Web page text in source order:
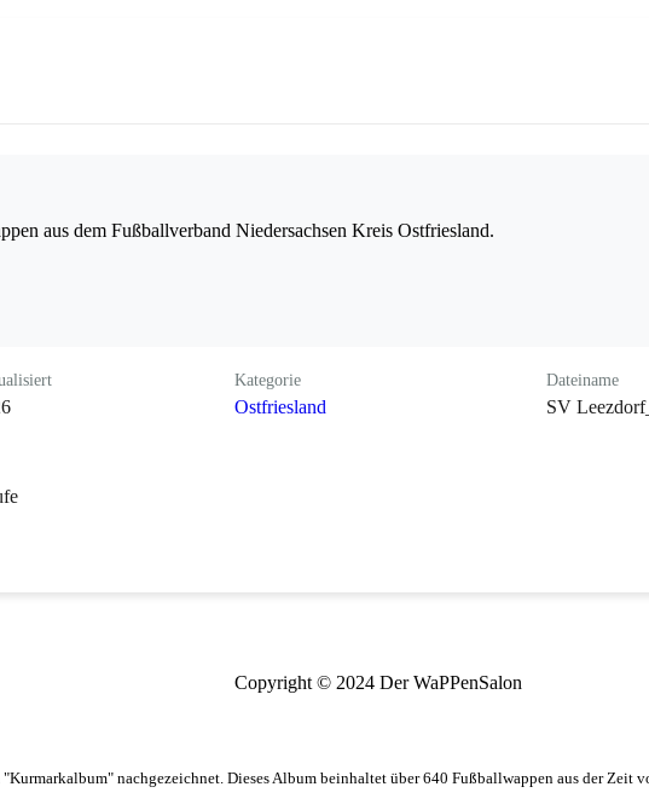
aus dem Fußballverband Niedersachsen Kreis Ostfriesland.
Kategorie
Ostfriesland
Dateiname
SV
Copyright © 2024 Der WaPPenSalon
"Kurmarkalbum" nachgezeichnet. Dieses Album beinhaltet über 640 Fußballwappen aus der Zeit